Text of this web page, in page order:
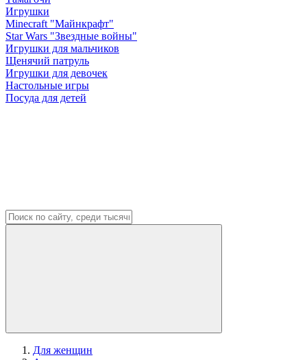
Игрушки
Minecraft "Майнкрафт"
Star Wars "Звездные войны"
Игрушки для мальчиков
Щенячий патруль
Игрушки для девочек
Настольные игры
Посуда для детей
Для женщин